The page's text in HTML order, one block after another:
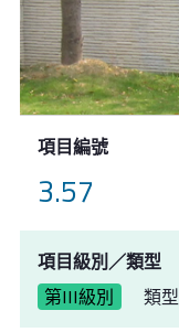
項目編號
3.57
項目級別／類型
第III級別
類型